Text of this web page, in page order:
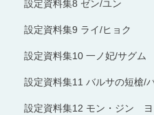
設定資料集8 ゼン/ユン
設定資料集9 ライ/ヒョク
設定資料集10 一ノ妃/サグム
設定資料集11 バルサの短槍/
設定資料集12 モン・ジン